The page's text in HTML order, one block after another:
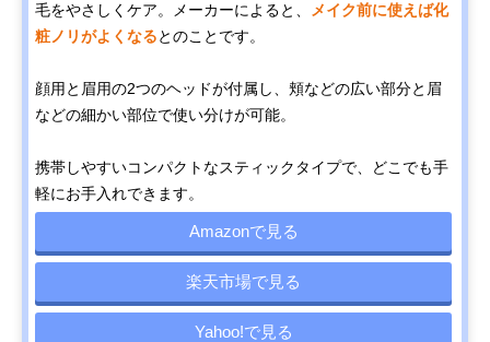
毛をやさしくケア。メーカーによると、 メイク前に使えば化
粧ノリがよくなるとのことです。
顔用と眉用の2つのヘッドが付属し、頬などの広い部分と眉
などの細かい部位で使い分けが可能。
携帯しやすいコンパクトなスティックタイプで、どこでも手
軽にお手入れできます。
Amazonで見る
楽天市場で見る
Yahoo!で見る